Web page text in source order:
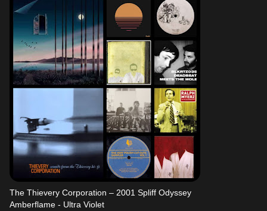
The Thievery Corporation – 2001 Spliff Odyssey
Amberflame - Ultra Violet